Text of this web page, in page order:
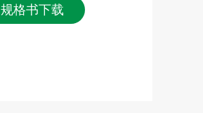
规格书下载